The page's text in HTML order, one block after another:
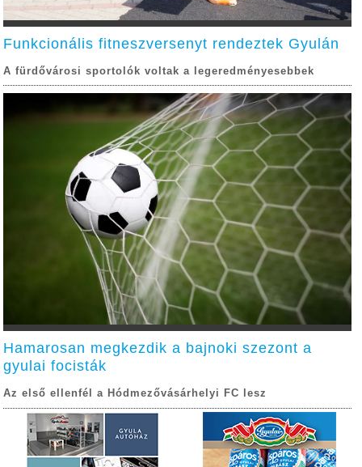
Funkcionális fitneszversenyt rendeztek Gyulán
A fürdővárosi sportolók voltak a legeredményesebbek
Hamarosan megkezdik a bajnoki szezont a
gyulai focisták
Az első ellenfél a Hódmezővásárhelyi FC lesz